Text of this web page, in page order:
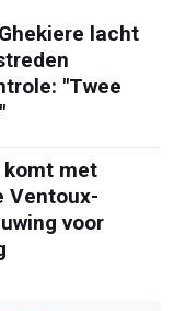
lacht
"Twee
komt met
Ventoux-
voor